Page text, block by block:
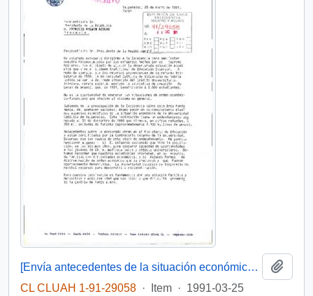
[Envía antecedentes de la situación económica de la Universidad Católica de Valparaíso]
CL CLUAH 1-91-29058 · Item · 1991-03-25